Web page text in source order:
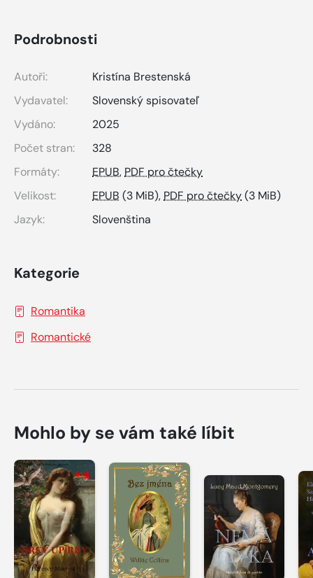
Podrobnosti
Autoři:
Kristína Brestenská
Vydavatel:
Slovenský spisovateľ
Vydáno:
2025
Počet stran:
328
Formáty:
EPUB, PDF pro čtečky
Velikost:
EPUB (3 MiB), PDF pro čtečky(3 MiB)
Jazyk:
Slovenština
Kategorie
Romantika
Romantické
Mohlo by se vám také líbit